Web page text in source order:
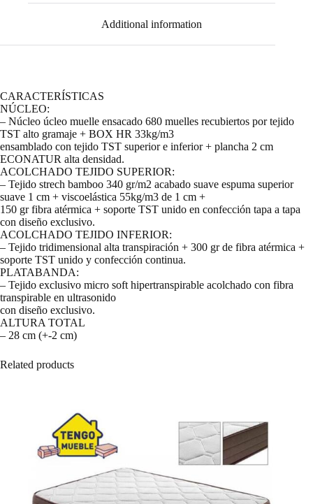
Additional information
CARACTERÍSTICAS
NÚCLEO:
– Núcleo úcleo muelle ensacado 680 muelles recubiertos por tejido
TST alto gramaje + BOX HR 33kg/m3
ensamblado con tejido TST superior e inferior + plancha 2 cm
ECONATUR alta densidad.
ACOLCHADO TEJIDO SUPERIOR:
– Tejido strech bamboo 340 gr/m2 acabado suave espuma superior
suave 1 cm + viscoelástica 55kg/m3 de 1 cm +
150 gr fibra atérmica + soporte TST unido en confección tapa a tapa
con diseño exclusivo.
ACOLCHADO TEJIDO INFERIOR:
– Tejido tridimensional alta transpiración + 300 gr de fibra atérmica +
soporte TST unido y confección continua.
PLATABANDA:
– Tejido exclusivo micro soft hipertranspirable acolchado con fibra
transpirable en ultrasonido
con diseño exclusivo.
ALTURA TOTAL
– 28 cm (+-2 cm)
Related products